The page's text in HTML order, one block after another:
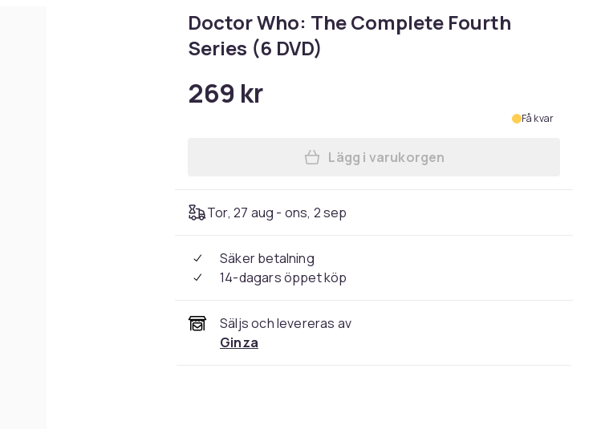
Doctor Who: The Complete Fourth
Series (6 DVD)
269 kr
Få kvar
Lägg till Doctor Who: The
Lägg i varukorgen
Tor, 27 aug - ons, 2 sep
Säker betalning
14-dagars öppet köp
Säljs och levereras av
Ginza